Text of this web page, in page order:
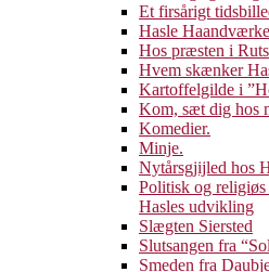
Et firsårigt
Hasle
Hos præsten i
Hvem skænker
Kartoffelgilde i
Kom, sæt dig hos
Komedier.
Minje.
Nytårsgjijled hos
Politisk og
Hasles udvikling
Slægten Siersted
Slutsangen fra
Smeden fra